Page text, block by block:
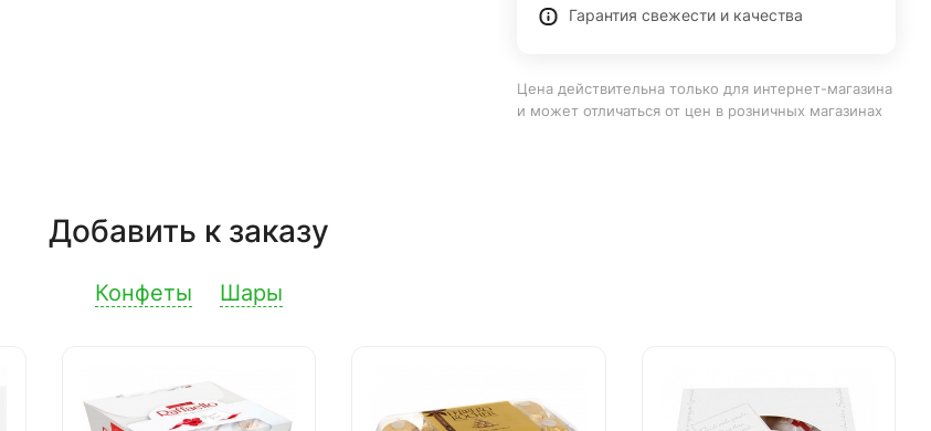
Гарантия свежести и качества
Цена действительна только для интернет-магазина
и может отличаться от цен в розничных магазинах
Добавить к заказу
Конфеты Шары